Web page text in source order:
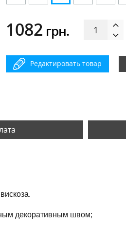
1082 грн.
Редактировать товар
декоративным швом;